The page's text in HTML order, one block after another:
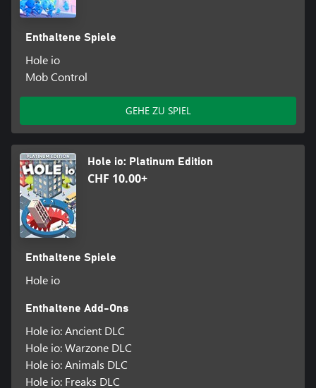
Enthaltene Spiele
Hole io
Mob Control
GEHE ZU SPIEL
Hole io: Platinum Edition
CHF 10.00+
Enthaltene Spiele
Hole io
Enthaltene Add-Ons
Hole io: Ancient DLC
Hole io: Warzone DLC
Hole io: Animals DLC
Hole io: Freaks DLC